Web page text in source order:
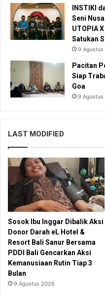
INSTIKI
Seni
UTOPIA
Satukan
9
Pacitan
Siap
Goa
9
LAST MODIFIED
Sosok Ibu Inggar Dibalik Aksi
Donor Darah eL Hotel &
Resort Bali Sanur Bersama
PDDI Bali Gencarkan Aksi
Kemanusiaan Rutin Tiap 3
Bulan
9 Agustus 2026